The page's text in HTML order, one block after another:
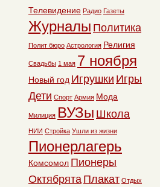
Телевидение Радио Газеты
Журналы Политика
Полит бюро Астрология Религия
Свадьбы 1 мая 7 ноября
Новый год Игрушки Игры
Дети Спорт Армия Мода
Милиция ВУЗы Школа
НИИ Стройка Ушли из жизни
Пионерлагерь
Комсомол Пионеры
Октябрята Плакат Отдых